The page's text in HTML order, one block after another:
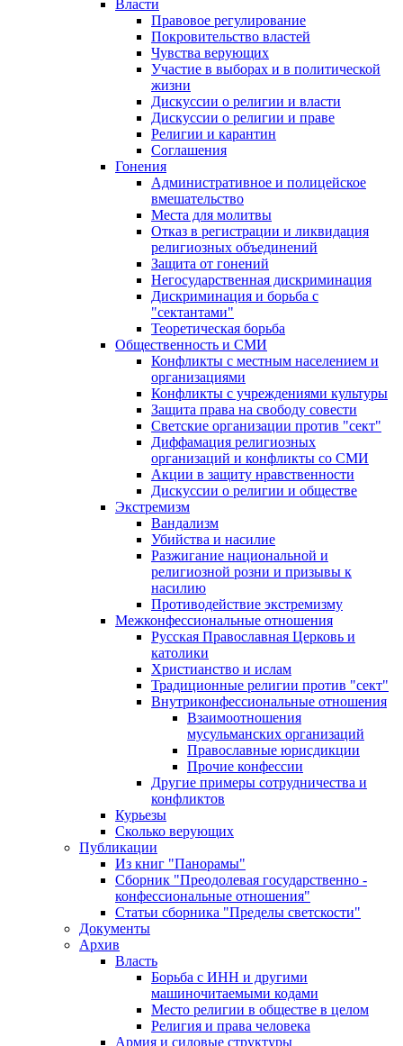
Власти
Правовое регулирование
Покровительство властей
Чувства верующих
Участие в выборах и в политической
жизни
Дискуссии о религии и власти
Дискуссии о религии и праве
Религии и карантин
Соглашения
Гонения
Административное и полицейское
вмешательство
Места для молитвы
Отказ в регистрации и ликвидация
религиозных объединений
Защита от гонений
Негосударственная дискриминация
Дискриминация и борьба с
"сектантами"
Теоретическая борьба
Общественность и СМИ
Конфликты с местным населением и
организациями
Конфликты с учреждениями культуры
Защита права на свободу совести
Светские организации против "сект"
Диффамация религиозных
организаций и конфликты со СМИ
Акции в защиту нравственности
Дискуссии о религии и обществе
Экстремизм
Вандализм
Убийства и насилие
Разжигание национальной и
религиозной розни и призывы к
насилию
Противодействие экстремизму
Межконфессиональные отношения
Русская Православная Церковь и
католики
Христианство и ислам
Традиционные религии против "сект"
Внутриконфессиональные отношения
Взаимоотношения
мусульманских организаций
Православные юрисдикции
Прочие конфессии
Другие примеры сотрудничества и
конфликтов
Курьезы
Сколько верующих
Публикации
Из книг "Панорамы"
Сборник "Преодолевая государственно -
конфессиональные отношения"
Статьи сборника "Пределы светскости"
Документы
Архив
Власть
Борьба с ИНН и другими
машиночитаемыми кодами
Место религии в обществе в целом
Религия и права человека
Армия и силовые структуры